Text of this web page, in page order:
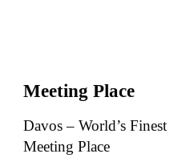
Meeting Place
Davos – World’s Finest
Meeting Place